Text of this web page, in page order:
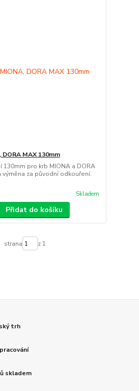
MAX 130mm
130mm pro krb MIONA a DORA
výměna za původní odkouření.
Skladem
Přidat do košíku
strana z 1
trh
skladem